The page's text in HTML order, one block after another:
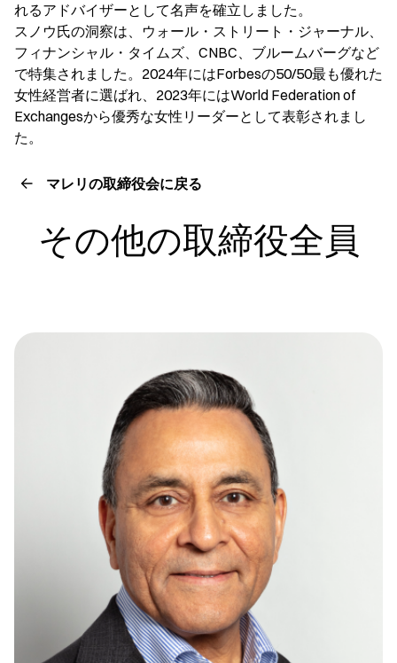
れるアドバイザーとして名声を確立しました。
スノウ氏の洞察は、ウォール・ストリート・ジャーナル、
フィナンシャル・タイムズ、CNBC、ブルームバーグなど
で特集されました。2024年にはForbesの50/50最も優れた
女性経営者に選ばれ、2023年にはWorld Federation of
Exchangesから優秀な女性リーダーとして表彰されまし
た。
マレリの取締役会に戻る
その他の取締役全員